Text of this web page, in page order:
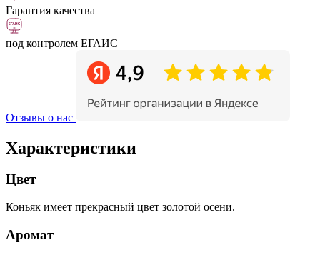
Гарантия качества
под контролем ЕГАИС
Отзывы о нас
Характеристики
Цвет
Коньяк имеет прекрасный цвет золотой осени.
Аромат